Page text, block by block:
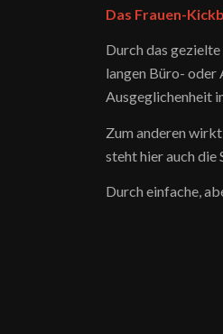
Das Frauen-
Durch das
langen Büro-
Ausgeglichenheit
Zum anderen wirkt
steht hier auch
Durch einfache,